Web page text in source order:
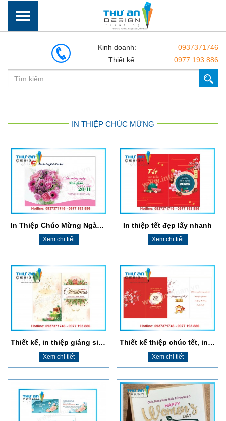
Kinh doanh:
0937371746
Thiết kế:
0977 193 886
IN THIỆP CHÚC MỪNG
​In Thiệp Chúc Mừng Ngày Nhà Giáo Việt Nam 20/11
Xem chi tiết
In thiệp tết đẹp lấy nhanh
Xem chi tiết
Thiết kế, in thiệp giáng sinh đẹp lấy ngay
Xem chi tiết
Thiết kế thiệp chúc tết, in nhanh làm theo yêu cầu
Xem chi tiết